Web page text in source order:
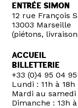
ENTRÉE SIMON
12 rue François
13003 Marseille
(piétons,
ACCUEIL
BILLETTERIE
+33 (0)4 95 04
Lundi : 11h à 18h
Mardi au samedi
Dimanche : 13h à